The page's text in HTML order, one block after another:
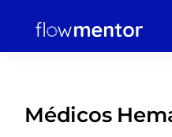
Médicos